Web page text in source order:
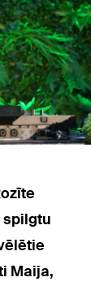
spilgtu
Maija,